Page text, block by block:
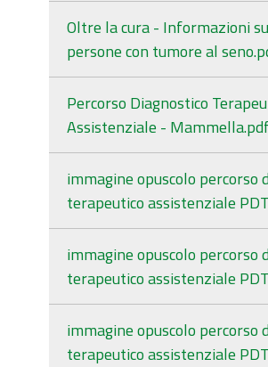
Oltre la cura - Informazioni
persone con tumore al
Percorso Diagnostico
Assistenziale -
immagine opuscolo percorso
terapeutico assistenziale
immagine opuscolo percorso
terapeutico assistenziale
immagine opuscolo percorso
terapeutico assistenziale